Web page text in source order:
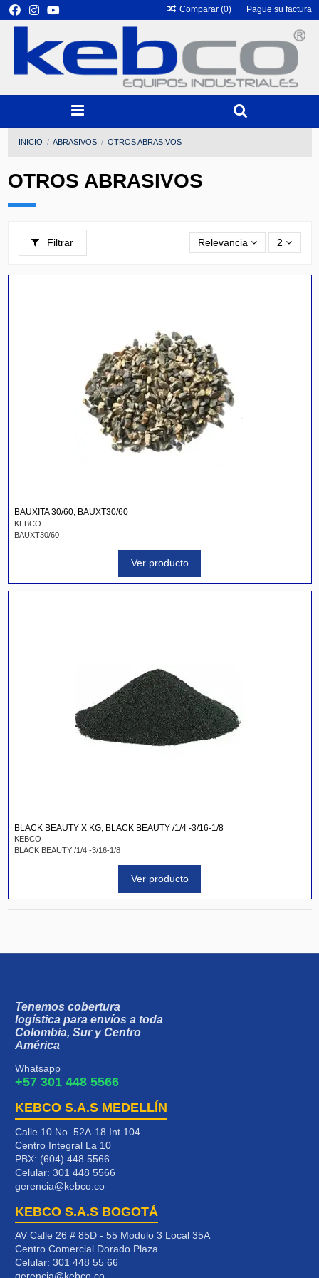
Comparar (0) Pague su factura
INICIO ABRASIVOS OTROS ABRASIVOS
OTROS ABRASIVOS
Filtrar Relevancia 2
BAUXITA 30/60, BAUXT30/60
KEBCO
BAUXT30/60
Ver producto
BLACK BEAUTY X KG, BLACK BEAUTY /1/4 -3/16-1/8
KEBCO
BLACK BEAUTY /1/4 -3/16-1/8
Ver producto
Tenemos cobertura
logística para envíos a toda
Colombia, Sur y Centro
América
Whatsapp
+57 301 448 5566
KEBCO S.A.S MEDELLÍN
Calle 10 No. 52A-18 Int 104
Centro Integral La 10
PBX: (604) 448 5566
Celular: 301 448 5566
gerencia@kebco.co
KEBCO S.A.S BOGOTÁ
AV Calle 26 # 85D - 55 Modulo 3 Local 35A
Centro Comercial Dorado Plaza
Celular: 301 448 55 66